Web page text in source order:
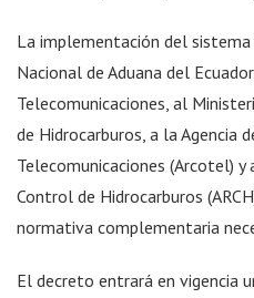
La implementación del
Nacional de Aduana del
Telecomunicaciones, al
de Hidrocarburos, a la Agencia
Telecomunicaciones (Arcotel) y
Control de Hidrocarburos
normativa complementaria
El decreto entrará en vigencia